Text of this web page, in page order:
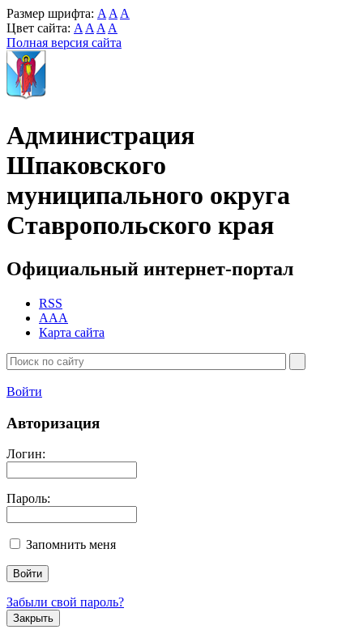
Размер шрифта: A A A
Цвет сайта: A A A A
Полная версия сайта
Администрация
Шпаковского
муниципального округа
Ставропольского края
Официальный интернет-портал
RSS
AAA
Карта сайта
Войти
Авторизация
Логин:
Пароль:
Запомнить меня
Забыли свой пароль?
Закрыть